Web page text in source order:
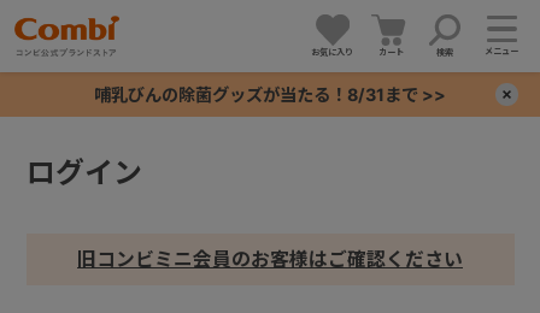
お気に入り カート 検索 メニュー
哺乳びんの除菌グッズが当たる！8/31まで >>
ログイン
旧コンビミニ会員のお客様はご確認ください